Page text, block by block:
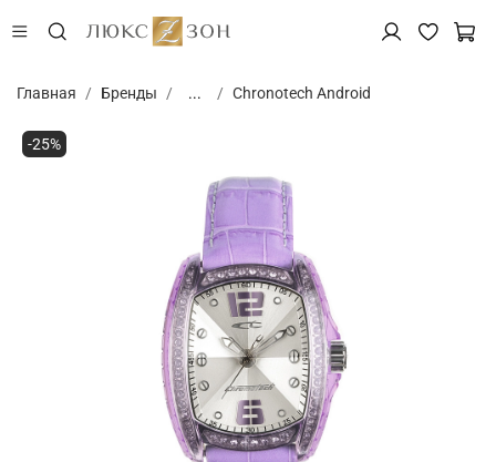
Главная Бренды ... Chronotech Android
-25%